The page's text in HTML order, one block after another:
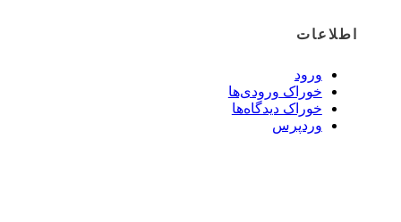
اطلاعات
ورود
خوراک ورودی‌ها
خوراک دیدگاه‌ها
وردپرس